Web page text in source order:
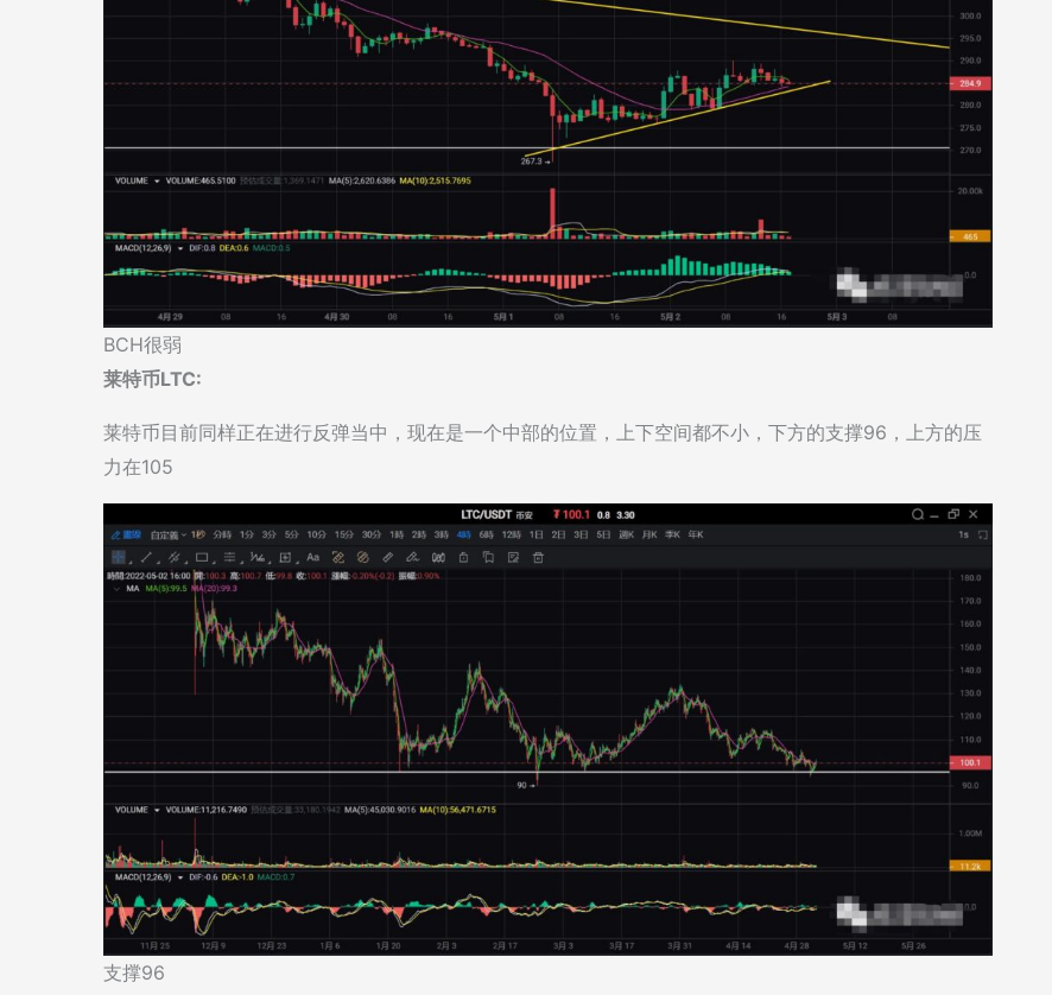
BCH很弱
莱特币LTC:
莱特币目前同样正在进行反弹当中，现在是一个中部的位置，上下空间都不小，下方的支撑96，上方的压
力在105
支撑96